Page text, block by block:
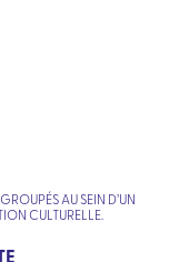
AU SEIN D’UN
CULTURELLE.